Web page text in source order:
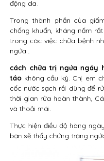
động da.
Trong thành phần của
chống khuẩn, kháng nấm
trong các việc chữa bệnh
ngứa…
cách chữa trị ngứa ngáy
táo không cầu kỳ. Chị em
cốc nước sạch rồi dùng để
thời gian rửa hoàn thành,
và thoải mái.
Thực hiện điều độ hàng
bạn sẽ thấy chứng trạng